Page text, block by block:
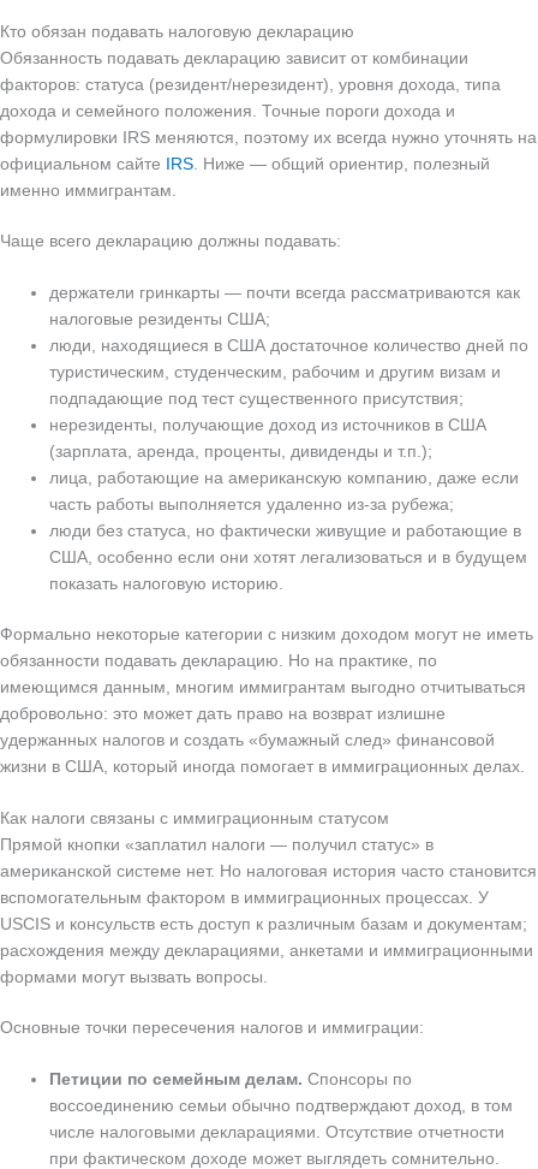
Кто обязан подавать налоговую декларацию
Обязанность подавать декларацию зависит от комбинации
факторов: статуса (резидент/нерезидент), уровня дохода, типа
дохода и семейного положения. Точные пороги дохода и
формулировки IRS меняются, поэтому их всегда нужно уточнять на
официальном сайте
IRS . Ниже — общий ориентир, полезный
именно иммигрантам.
Чаще всего декларацию должны подавать:
держатели гринкарты — почти всегда рассматриваются как
налоговые резиденты США;
люди, находящиеся в США достаточное количество дней по
туристическим, студенческим, рабочим и другим визам и
подпадающие под тест существенного присутствия;
нерезиденты, получающие доход из источников в США
(зарплата, аренда, проценты, дивиденды и т.п.);
лица, работающие на американскую компанию, даже если
часть работы выполняется удаленно из-за рубежа;
люди без статуса, но фактически живущие и работающие в
США, особенно если они хотят легализоваться и в будущем
показать налоговую историю.
Формально некоторые категории с низким доходом могут не иметь
обязанности подавать декларацию. Но на практике, по
имеющимся данным, многим иммигрантам выгодно отчитываться
добровольно: это может дать право на возврат излишне
удержанных налогов и создать «бумажный след» финансовой
жизни в США, который иногда помогает в иммиграционных делах.
Как налоги связаны с иммиграционным статусом
Прямой кнопки «заплатил налоги — получил статус» в
американской системе нет. Но налоговая история часто становится
вспомогательным фактором в иммиграционных процессах. У
USCIS и консульств есть доступ к различным базам и документам;
расхождения между декларациями, анкетами и иммиграционными
формами могут вызвать вопросы.
Основные точки пересечения налогов и иммиграции:
Петиции по семейным делам. Спонсоры по
воссоединению семьи обычно подтверждают доход, в том
числе налоговыми декларациями. Отсутствие отчетности
при фактическом доходе может выглядеть сомнительно.